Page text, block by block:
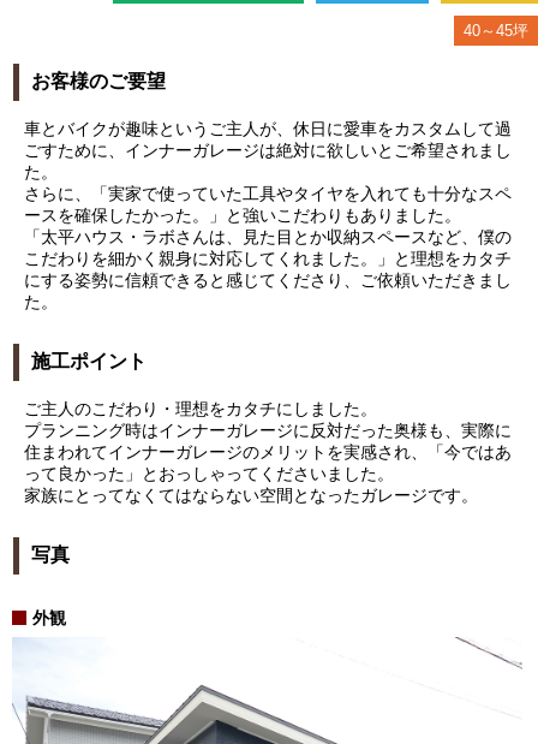
40～45坪
お客様のご要望
車とバイクが趣味というご主人が、休日に愛車をカスタムして過
ごすために、インナーガレージは絶対に欲しいとご希望されまし
た。
さらに、「実家で使っていた工具やタイヤを入れても十分なスペ
ースを確保したかった。」と強いこだわりもありました。
「太平ハウス・ラボさんは、見た目とか収納スペースなど、僕の
こだわりを細かく親身に対応してくれました。」と理想をカタチ
にする姿勢に信頼できると感じてくださり、ご依頼いただきまし
た。
施工ポイント
ご主人のこだわり・理想をカタチにしました。
プランニング時はインナーガレージに反対だった奥様も、実際に
住まわれてインナーガレージのメリットを実感され、「今ではあ
って良かった」とおっしゃってくださいました。
家族にとってなくてはならない空間となったガレージです。
写真
外観